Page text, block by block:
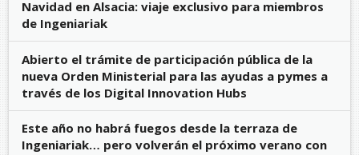
Navidad en Alsacia: viaje exclusivo para miembros
de Ingeniariak
Abierto el trámite de participación pública de la
nueva Orden Ministerial para las ayudas a pymes a
través de los Digital Innovation Hubs
Este año no habrá fuegos desde la terraza de
Ingeniariak… pero volverán el próximo verano con